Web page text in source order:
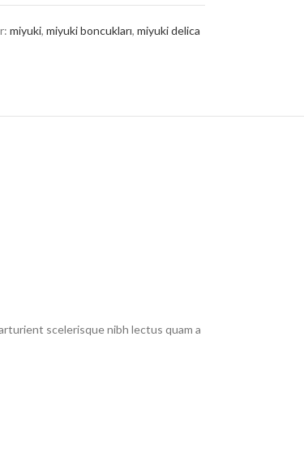
miyuki, miyuki boncukları, miyuki delica
scelerisque nibh lectus quam a